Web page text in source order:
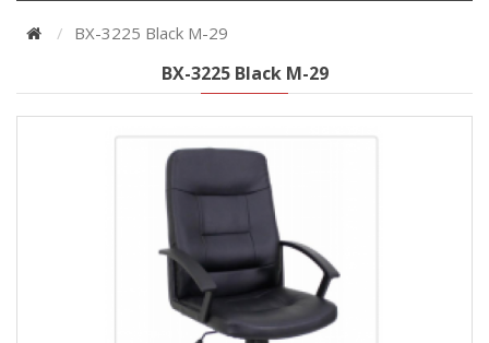
BX-3225 Black M-29
BX-3225 Black M-29